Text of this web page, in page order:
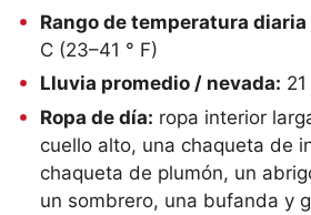
Rango de temperatura
C (23–41 ° F)
Lluvia promedio / nevada:
Ropa de día: ropa interior
cuello alto, una chaqueta de
chaqueta de plumón, un
un sombrero, una bufanda y